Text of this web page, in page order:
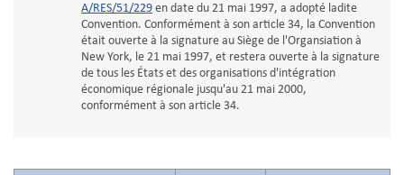
A/RES/51/229 en date du 21 mai 1997, a adopté ladite
Convention. Conformément à son article 34, la Convention
était ouverte à la signature au Siège de l'Organsiation à
New York, le 21 mai 1997, et restera ouverte à la signature
de tous les États et des organisations d'intégration
économique régionale jusqu'au 21 mai 2000,
conformément à son article 34.